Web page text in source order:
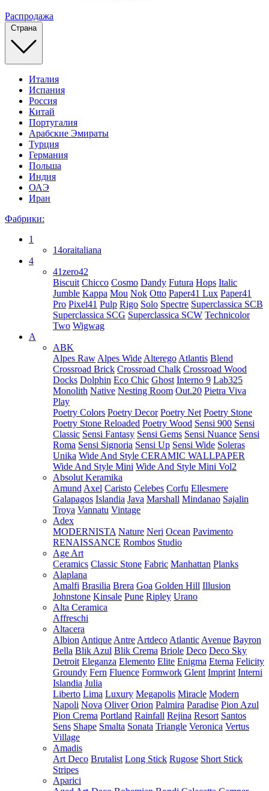
Распродажа
Страна
Италия
Испания
Россия
Китай
Португалия
Арабские Эмираты
Турция
Германия
Польша
Индия
ОАЭ
Иран
Фабрики:
1
14oraitaliana
4
41zero42
Biscuit Chicco Cosmo Dandy Futura Hops Italic
Jumble Kappa Mou Nok Otto Paper41 Lux Paper41
Pro Pixel41 Pulp Rigo Solo Spectre Superclassica SCB
Superclassica SCG Superclassica SCW Technicolor
Two Wigwag
A
ABK
Alpes Raw Alpes Wide Alterego Atlantis Blend
Crossroad Brick Crossroad Chalk Crossroad Wood
Docks Dolphin Eco Chic Ghost Interno 9 Lab325
Monolith Native Nesting Room Out.20 Pietra Viva
Play
Poetry Colors Poetry Decor Poetry Net Poetry Stone
Poetry Stone Reloaded Poetry Wood Sensi 900 Sensi
Classic Sensi Fantasy Sensi Gems Sensi Nuance Sensi
Roma Sensi Signoria Sensi Up Sensi Wide Soleras
Unika Wide And Style CERAMIC WALLPAPER
Wide And Style Mini Wide And Style Mini Vol2
Absolut Keramika
Amund Axel Caristo Celebes Corfu Ellesmere
Galapagos Islandia Java Marshall Mindanao Sajalin
Troya Vannatu Vintage
Adex
MODERNISTA Nature Neri Ocean Pavimento
RENAISSANCE Rombos Studio
Age Art
Ceramics Classic Stone Fabric Manhattan Planks
Alaplana
Amalfi Brasilia Brera Goa Golden Hill Illusion
Johnstone Kinsale Pune Ripley Urano
Alta Ceramica
Affreschi
Altacera
Albion Antique Antre Artdeco Atlantic Avenue Bayron
Bella Blik Azul Blik Crema Briole Deco Deco Sky
Detroit Eleganza Elemento Elite Enigma Eterna Felicity
Groundy Fern Fluence Formwork Glent Imprint Interni
Islandia Julia
Liberto Lima Luxury Megapolis Miracle Modern
Napoli Nova Oliver Orion Palmira Paradise Pion Azul
Pion Crema Portland Rainfall Rejina Resort Santos
Sens Shape Smalta Sonata Triangle Veronica Vertus
Village
Amadis
Art Deco Brutalist Long Stick Rugose Short Stick
Stripes
Aparici